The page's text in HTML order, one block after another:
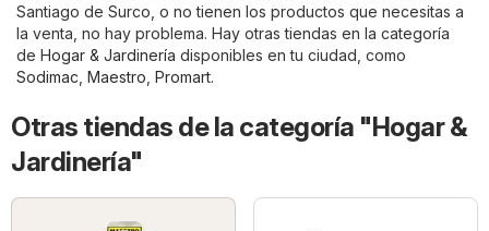
Santiago de Surco, o no tienen los productos que necesitas a
la venta, no hay problema. Hay otras tiendas en la categoría
de Hogar & Jardinería disponibles en tu ciudad, como
Sodimac Maestro Promart.
Otras tiendas de la categoría "Hogar &
Jardinería"